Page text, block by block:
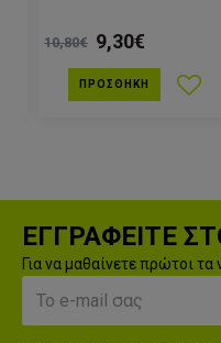
9,30€
10,80€
ΠΡΟΣΘΉΚΗ
ΕΓΓΡΑΦΕΙΤΕ
Για να μαθαίνετε πρώτοι